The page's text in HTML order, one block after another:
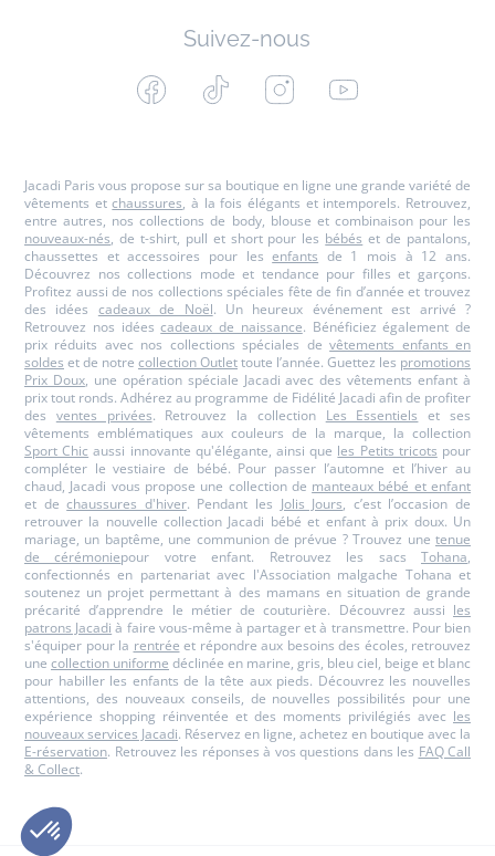
Suivez-nous
Facebook Tiktok InstagramYoutube
Jacadi Paris vous propose sur sa boutique en ligne une grande variété de
vêtements etchaussures, à la fois élégants et intemporels. Retrouvez,
entre autres, nos collections de body, blouse et combinaison pour les
nouveaux-nés, de t-shirt, pull et short pour les bébés et de pantalons,
chaussettes et accessoires pour lesenfants de 1 mois à 12 ans.
Découvrez nos collections mode et tendance pour filles et garçons.
Profitez aussi de nos collections spéciales fête de fin d’année et trouvez
des idées cadeaux de Noël. Un heureux événement est arrivé ?
Retrouvez nos idéescadeaux de naissance. Bénéficiez également de
prix réduits avec nos collections spéciales devêtements enfants en
soldes et de notre collection Outlettoute l’année. Guettez les promotions
Prix Doux, une opération spéciale Jacadi avec des vêtements enfant à
prix tout ronds. Adhérez au programme de Fidélité Jacadi afin de profiter
des ventes privées. Retrouvez la collection Les Essentiels et ses
vêtements emblématiques aux couleurs de la marque, la collection
Sport Chic aussi innovante qu'élégante, ainsi que les Petits tricots pour
compléter le vestiaire de bébé. Pour passer l’automne et l’hiver au
chaud, Jacadi vous propose une collection de manteaux bébé et enfant
et dechaussures d'hiver. Pendant les Jolis Jours, c’est l’occasion de
retrouver la nouvelle collection Jacadi bébé et enfant à prix doux. Un
mariage, un baptême, une communion de prévue ? Trouvez une tenue
de cérémoniepour votre enfant. Retrouvez les sacsTohana,
confectionnés en partenariat avec l'Association malgache Tohana et
soutenez un projet permettant à des mamans en situation de grande
précarité d’apprendre le métier de couturière. Découvrez aussi les
patrons Jacadi à faire vous-même à partager et à transmettre. Pour bien
s'équiper pour la rentrée et répondre aux besoins des écoles, retrouvez
une collection uniforme déclinée en marine, gris, bleu ciel, beige et blanc
pour habiller les enfants de la tête aux pieds. Découvrez les nouvelles
attentions, des nouveaux conseils, de nouvelles possibilités pour une
expérience shopping réinventée et des moments privilégiés avec les
nouveaux services Jacadi. Réservez en ligne, achetez en boutique avec la
E-réservation. Retrouvez les réponses à vos questions dans les FAQ Call
& Collect.